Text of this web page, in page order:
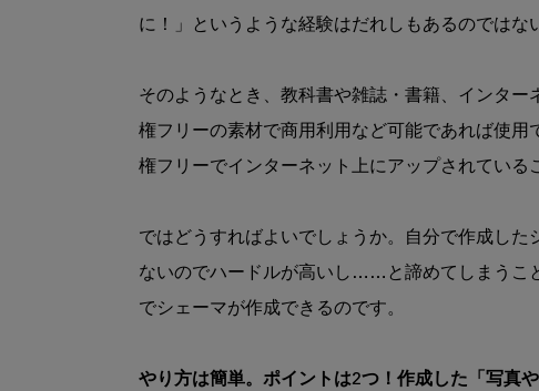
に！」というような経験はだれしもあるのではな
そのようなとき、教科書や雑誌・書籍、インタ
権フリーの素材で商用利用など可能であれば使
権フリーでインターネット上にアップされている
ではどうすればよいでしょうか。自分で作成し
ないのでハードルが高いし……と諦めてしまうこ
でシェーマが作成できるのです。
やり方は簡単。ポイントは2つ！作成した「写真